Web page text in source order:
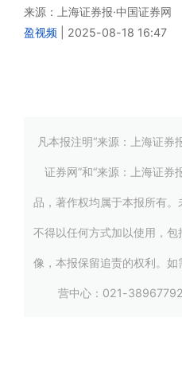
来源：
上海证券报·中国证券网
盈视频
2025-08-18 16:47
凡本报注明“来源：上海证券
证券网”和“来源：上海证券
品，著作权均属于本报所有
不得以任何方式加以使用，
像，本报保留追责的权利。
营中心：021-